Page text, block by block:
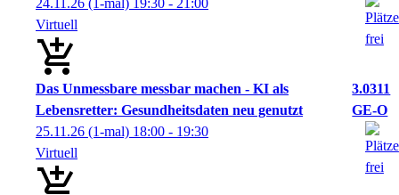
Virtuell
Das Unmessbare messbar machen - KI als
Lebensretter: Gesundheitsdaten neu genutzt
3.0311
GE-O
25.11.26 (1-mal) 18:00 - 19:30
Virtuell